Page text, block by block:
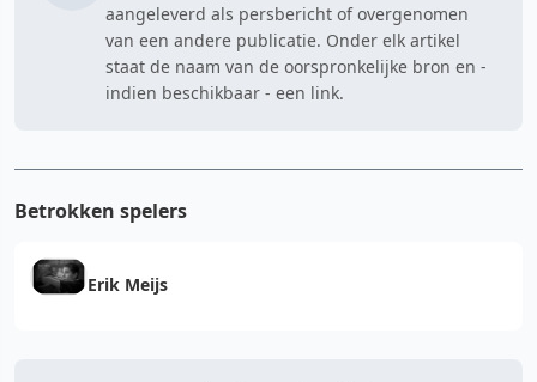
aangeleverd als persbericht of overgenomen
van een andere publicatie. Onder elk artikel
staat de naam van de oorspronkelijke bron en -
indien beschikbaar - een link.
Betrokken spelers
Erik Meijs